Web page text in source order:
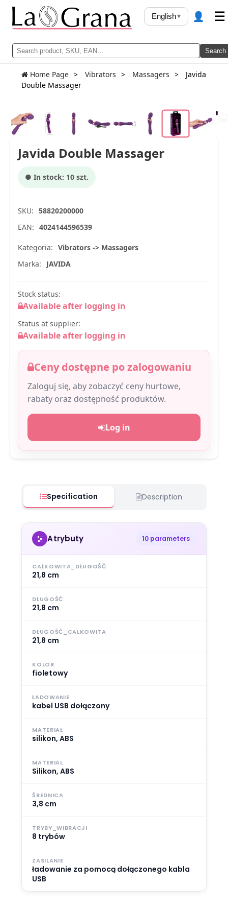
Search
English▾ 👤 ☰
Home Page Vibrators Massagers
Javida
Double Massager
Javida Double Massager
● In stock: 10 szt.
SKU: 58820200000
EAN: 4024144596539
Kategoria: Vibrators -> Massagers
Marka:
JAVIDA
Stock status:
Available after logging in
Status at supplier:
Available after logging in
Ceny dostępne po zalogowaniu
Zaloguj się, aby zobaczyć ceny hurtowe,
rabaty oraz dostępność produktów.
Log in
Specification Description
Atrybuty 10 parameters
CAŁKOWITA_DŁUGOŚĆ
21,8 cm
DŁUGOŚĆ
21,8 cm
DŁUGOŚĆ_CALKOWITA
21,8 cm
KOLOR
fioletowy
ŁADOWANIE
kabel USB dołączony
MATERIAŁ
silikon, ABS
MATERIAL
Silikon, ABS
ŚREDNICA
3,8 cm
TRYBY_WIBRACJI
8 trybów
ZASILANIE
ładowanie za pomocą dołączonego kabla
USB